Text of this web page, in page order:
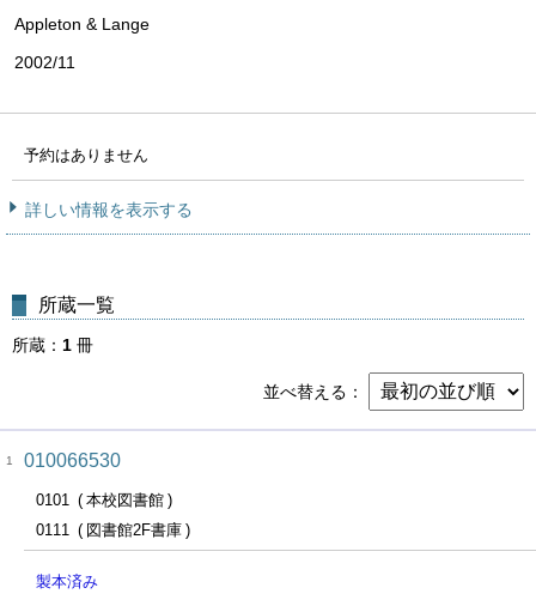
Appleton & Lange
2002/11
予約はありません
詳しい情報を表示する
所蔵一覧
所蔵 1 冊
並べ替える
1 010066530
0101
本校図書館
0111
図書館2F書庫
製本済み